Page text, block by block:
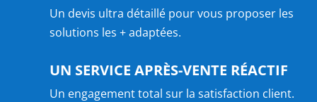
Un devis ultra détaillé pour vous proposer les
solutions les + adaptées.
UN SERVICE APRÈS-VENTE RÉACTIF
Un engagement total sur la satisfaction client.